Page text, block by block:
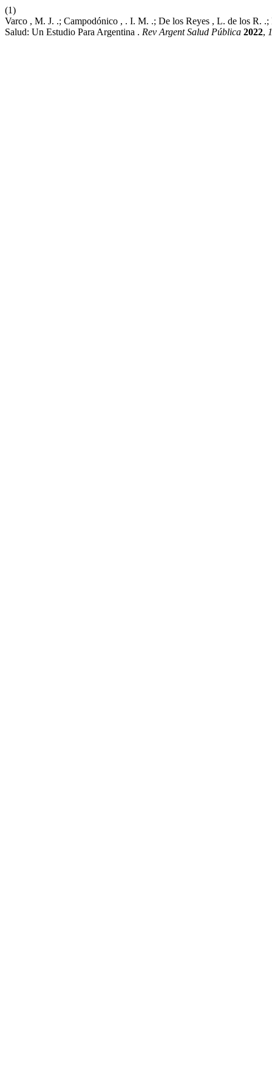
(1)
Varco , M. J. .; Campodónico , . I. M. .; De los Reyes , L. de los R.
Salud: Un Estudio Para Argentina . Rev Argent Salud Pública 2022,